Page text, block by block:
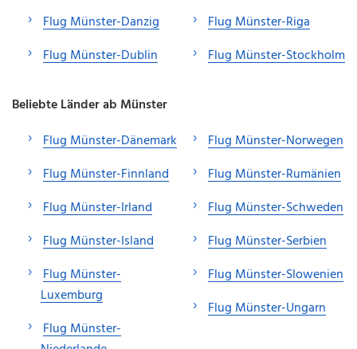
Flug Münster-Danzig
Flug Münster-Dublin
Flug Münster-Riga
Flug Münster-Stockholm
Beliebte Länder ab Münster
Flug Münster-Dänemark
Flug Münster-Finnland
Flug Münster-Irland
Flug Münster-Island
Flug Münster-
Luxemburg
Flug Münster-
Flug Münster-Norwegen
Flug Münster-Rumänien
Flug Münster-Schweden
Flug Münster-Serbien
Flug Münster-Slowenien
Flug Münster-Ungarn